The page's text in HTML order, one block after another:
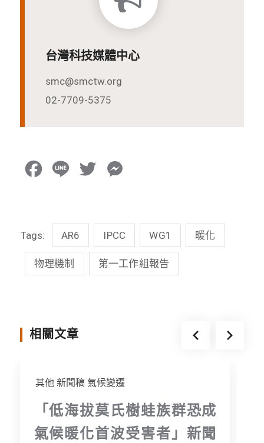
台灣科技媒體中心
smc@smctw.org
02-7709-5375
b
k
e
t
e
Tags: AR6 IPCC WG1 暖化
物理機制 第一工作組報告
相關文章
其他 新聞稿 氣候變遷
「低海拔莫氏樹蛙族群恐成
氣候暖化首波受害者」新聞